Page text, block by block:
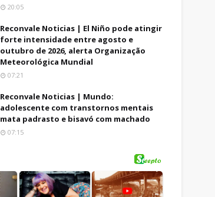
20:05
Reconvale Noticias | El Niño pode atingir
forte intensidade entre agosto e
outubro de 2026, alerta Organização
Meteorológica Mundial
07:21
Reconvale Noticias | Mundo:
adolescente com transtornos mentais
mata padrasto e bisavó com machado
07:15